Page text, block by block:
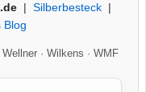
| Silberbesteck|
Blog
Wellner· Wilkens · WMF